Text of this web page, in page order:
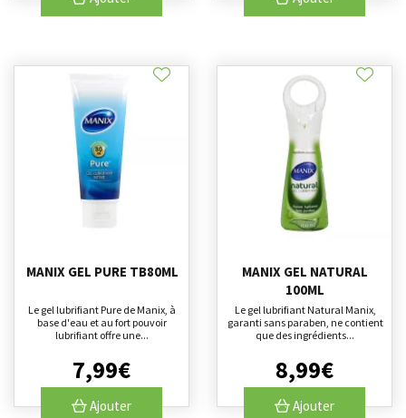
MANIX GEL PURE TB80ML
Le gel lubrifiant Pure de Manix, à
base d'eau et au fort pouvoir
lubrifiant offre une...
7,99€
Ajouter
MANIX GEL NATURAL
100ML
Le gel lubrifiant Natural Manix,
garanti sans paraben, ne contient
que des ingrédients...
8,99€
Ajouter